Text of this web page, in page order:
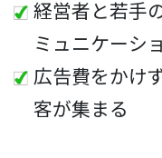
経営者と若手
ミュニケーシ
広告費をかけ
客が集まる